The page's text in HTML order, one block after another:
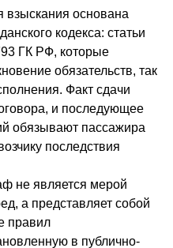
взыскания основана
кодекса: статьи
ГК РФ, которые
обязательств, так
Факт сдачи
и последующее
обязывают пассажира
последствия
не является мерой
а представляет собой
правил
в публично-